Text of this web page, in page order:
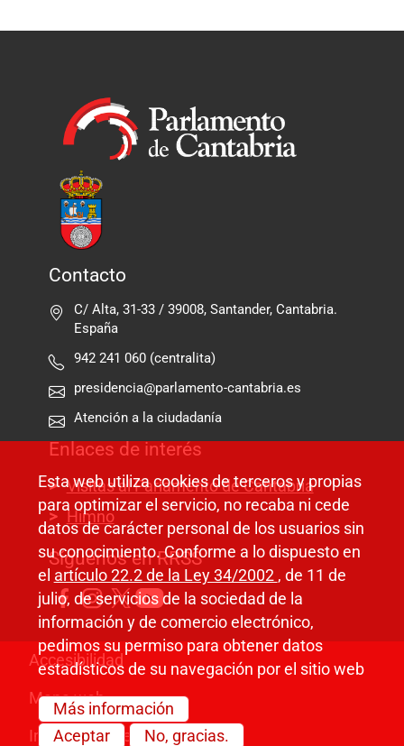
Contacto
C/ Alta, 31-33 / 39008, Santander, Cantabria.
España
942 241 060 (centralita)
presidencia@parlamento-cantabria.es
Atención a la ciudadanía
Enlaces de interés
Visitas al Parlamento de Cantabria
Himno
Síguenos en RRSS
Pie de página
Accesibilidad
Mapa web
Información legal
Esta web utiliza cookies de terceros y propias
para optimizar el servicio, no recaba ni cede
datos de carácter personal de los usuarios sin
su conocimiento. Conforme a lo dispuesto en
el artículo 22.2 de la Ley 34/2002 , de 11 de
julio, de servicios de la sociedad de la
información y de comercio electrónico,
pedimos su permiso para obtener datos
estadísticos de su navegación por el sitio web
Más información
Aceptar
No, gracias.